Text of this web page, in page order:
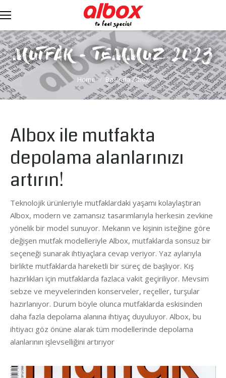
MUTFAK - TEMMUZ 2023
You are here: Home Basında Albox
Albox ile mutfakta
depolama alanlarınızı
artırın!
Teknolojik ürünleriyle mutfaklardaki yaşamı kolaylaştıran
Albox, modern ve zamansız tasarımlarıyla herkesin zevkine
yönelik bir model sunuyor. Mekanın ve kişinin isteğine göre
değişen mutfak modelleriyle Albox, mutfaklarda sonsuz bir
seçeneği sunarak ihtiyaçlara cevap veriyor. Yaz aylarıyla
birlikte mutfaklarda hareketli bir süreç de başlıyor. Kış
hazırlıkları için mutfaklarda fazlaca vakit geçiriliyor. Mevsim
sebze ve meyvelerinden konserveler, reçeller, turşular
hazırlanıyor. Durum böyle olunca mutfaklarda eskisinden
daha fazla depolama alanına ihtiyaç duyuluyor. Albox, bu
ihtiyacı göz önüne alarak tüm modellerinde depolama
alanlarının işlevselliğini artırıyor